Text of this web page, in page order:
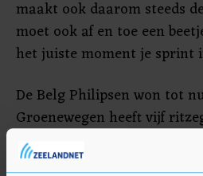
maakt ook daarom steeds
moet ook af en toe een
het juiste moment je sprint
De Belg Philipsen won tot
Groenewegen heeft vijf
France achter zijn naam,
2019 en vorig jaar.